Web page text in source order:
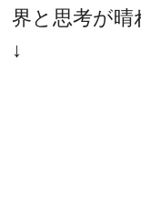
界と思考が
↓